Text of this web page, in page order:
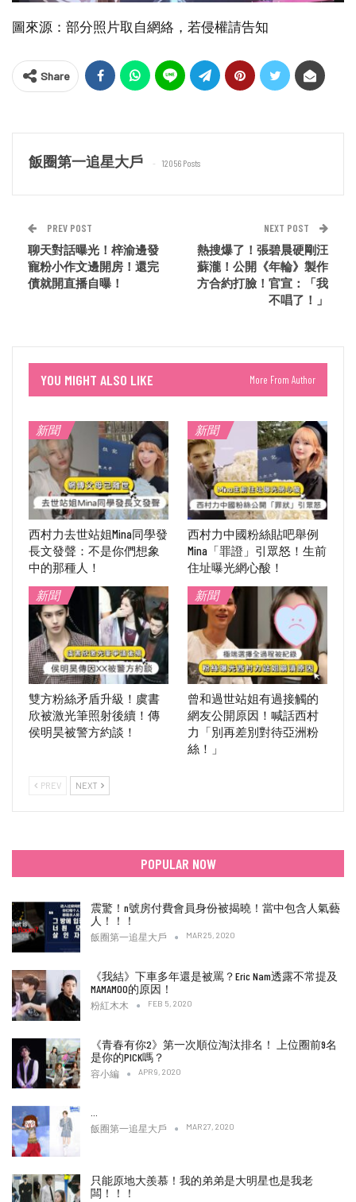
圖來源：部分照片取自網絡，若侵權請告知
Share
飯圈第一追星大戶 12056 Posts
PREV POST
聊天對話曝光！梓渝邊發
寵粉小作文邊開房！還完
債就開直播自曝！
NEXT POST
熱搜爆了！張碧晨硬剛汪
蘇瀧！公開《年輪》製作
方合約打臉！官宣：「我
不唱了！」
YOU MIGHT ALSO LIKE More From Author
新聞
西村力去世站姐Mina同學發
長文發聲：不是你們想象
中的那種人！
新聞
西村力中國粉絲貼吧舉例
Mina「罪證」引眾怒！生前
住址曝光網心酸！
新聞
雙方粉絲矛盾升級！虞書
欣被激光筆照射後續！傳
侯明昊被警方約談！
新聞
曾和過世站姐有過接觸的
網友公開原因！喊話西村
力「別再差別對待亞洲粉
絲！」
PREV NEXT
POPULAR NOW
震驚！n號房付費會員身份被揭曉！當中包含人氣藝
人！！！
飯圈第一追星大戶 MAR 25, 2020
《我結》下車多年還是被罵？Eric Nam透露不常提及
MAMAMOO的原因！
粉紅木木 FEB 5, 2020
《青春有你2》第一次順位淘汰排名！ 上位圈前9名
是你的PICK嗎？
容小編 APR 9, 2020
飯圈第一追星大戶 MAR 27, 2020
只能原地大羨慕！我的弟弟是大明星也是我老
闆！！！